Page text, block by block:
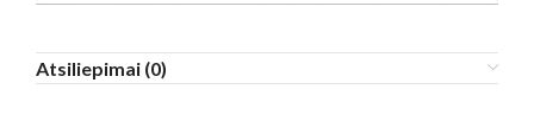
Atsiliepimai (0)